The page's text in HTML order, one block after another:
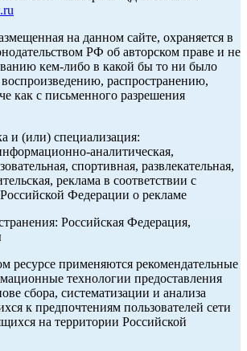
на данном сайте, охраняется в
РФ об авторском праве и не
кем-либо в какой бы то ни было
распространению,
как с письменного разрешения
и (или) специализация:
аналитическая,
спортивная, развлекательная,
реклама в соответствии с
Федерации о рекламе
Российская Федерация,
ресурсе применяются рекомендательные
технологии предоставления
сбора, систематизации и анализа
к предпочтениям пользователей сети
на территории Российской